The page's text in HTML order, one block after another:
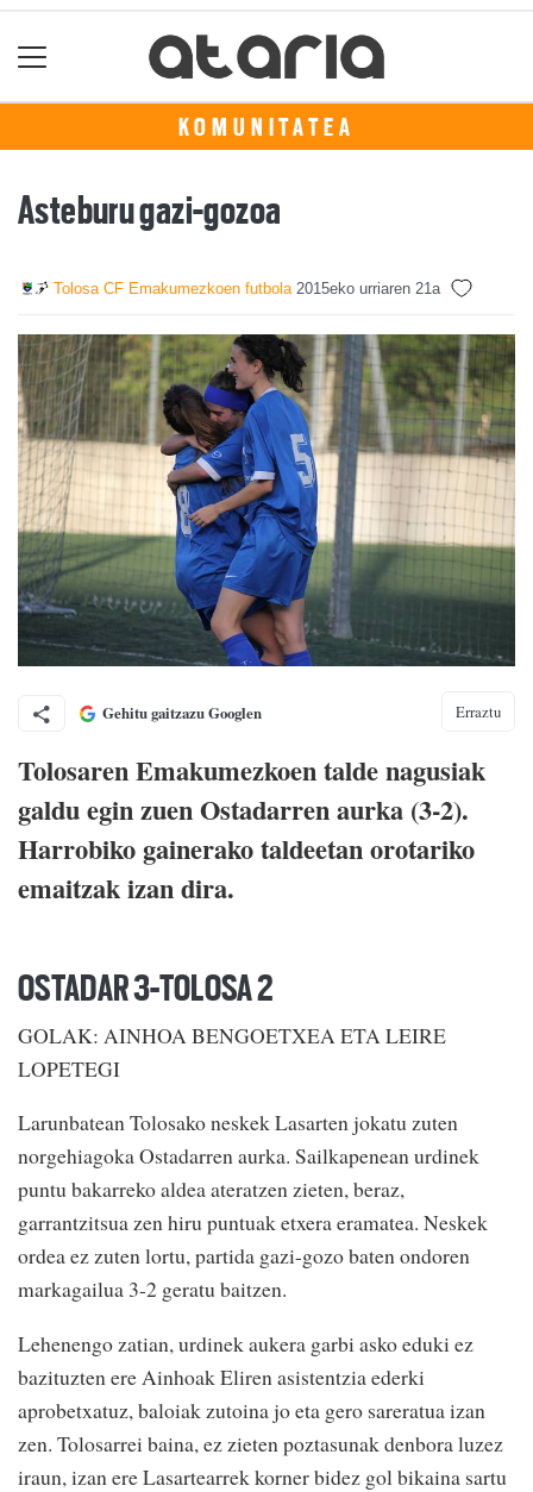
KOMUNITATEA
Asteburu gazi-gozoa
Tolosa CF Emakumezkoen futbola 2015eko urriaren 21a
Gehitu gaitzazu Googlen Erraztu
Tolosaren Emakumezkoen talde nagusiak
galdu egin zuen Ostadarren aurka (3-2).
Harrobiko gainerako taldeetan orotariko
emaitzak izan dira.
OSTADAR 3-TOLOSA 2
GOLAK: AINHOA BENGOETXEA ETA LEIRE
LOPETEGI
Larunbatean Tolosako neskek Lasarten jokatu zuten
norgehiagoka Ostadarren aurka. Sailkapenean urdinek
puntu bakarreko aldea ateratzen zieten, beraz,
garrantzitsua zen hiru puntuak etxera eramatea. Neskek
ordea ez zuten lortu, partida gazi-gozo baten ondoren
markagailua 3-2 geratu baitzen.
Lehenengo zatian, urdinek aukera garbi asko eduki ez
bazituzten ere Ainhoak Eliren asistentzia ederki
aprobetxatuz, baloiak zutoina jo eta gero sareratua izan
zen. Tolosarrei baina, ez zieten poztasunak denbora luzez
iraun, izan ere Lasartearrek korner bidez gol bikaina sartu